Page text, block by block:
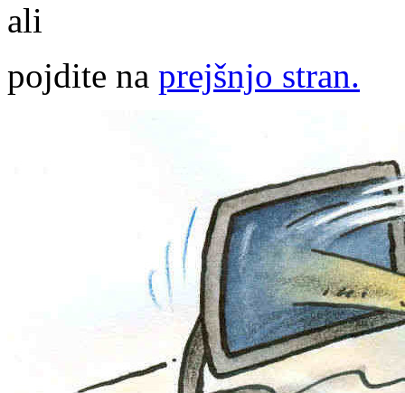
ali
pojdite na prejšnjo stran.